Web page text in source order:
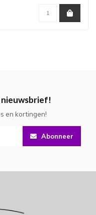
en kortingen!
Abonneer